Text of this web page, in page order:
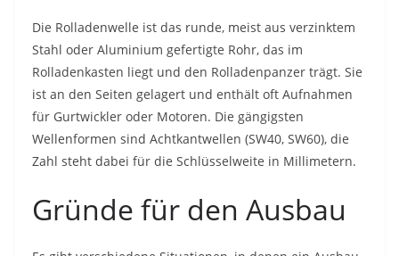
Die Rolladenwelle ist das runde, meist aus verzinktem
Stahl oder Aluminium gefertigte Rohr, das im
Rolladenkasten liegt und den Rolladenpanzer trägt. Sie
ist an den Seiten gelagert und enthält oft Aufnahmen
für Gurtwickler oder Motoren. Die gängigsten
Wellenformen sind Achtkantwellen (SW40, SW60), die
Zahl steht dabei für die Schlüsselweite in Millimetern.
Gründe für den Ausbau